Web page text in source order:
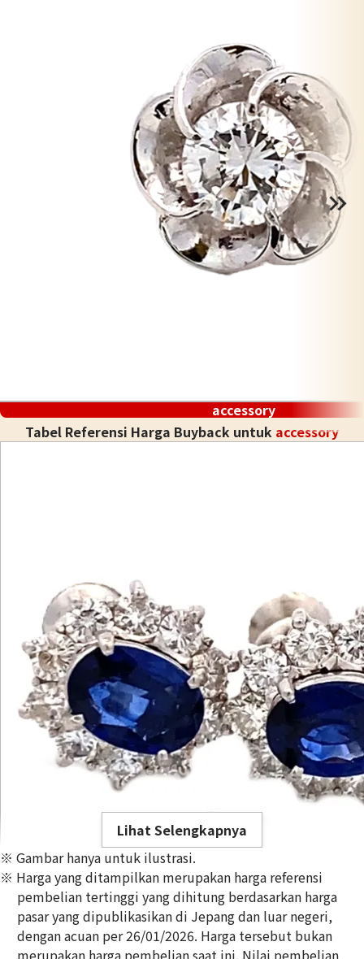
accessory
Tabel Referensi Harga Buyback untuk accessory
Platinum (Pt900) earrings
Lihat Selengkapnya
※ Gambar hanya untuk ilustrasi.
※ Harga yang ditampilkan merupakan harga referensi
pembelian tertinggi yang dihitung berdasarkan harga
pasar yang dipublikasikan di Jepang dan luar negeri,
dengan acuan per 26/01/2026. Harga tersebut bukan